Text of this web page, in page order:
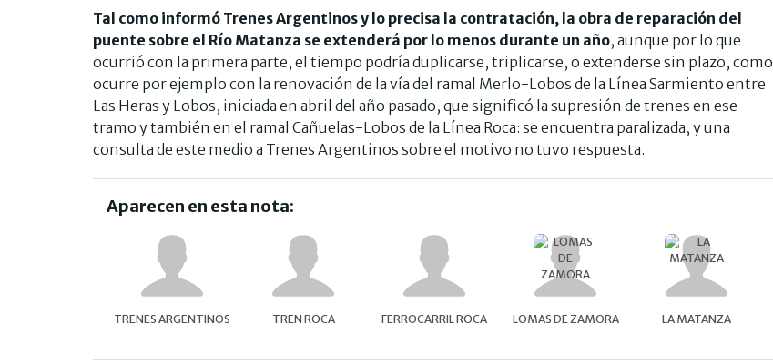
Tal como informó Trenes Argentinos y lo precisa la contratación, la obra de reparación del
puente sobre el Río Matanza se extenderá por lo menos durante un año, aunque por lo que
ocurrió con la primera parte, el tiempo podría duplicarse, triplicarse, o extenderse sin plazo, como
ocurre por ejemplo con la renovación de la vía del ramal Merlo-Lobos de la Línea Sarmiento entre
Las Heras y Lobos, iniciada en abril del año pasado, que significó la supresión de trenes en ese
tramo y también en el ramal Cañuelas-Lobos de la Línea Roca: se encuentra paralizada, y una
consulta de este medio a Trenes Argentinos sobre el motivo no tuvo respuesta.
Aparecen en esta nota:
TRENES ARGENTINOS TREN ROCA FERROCARRIL ROCA LOMAS DE ZAMORA LA MATANZA